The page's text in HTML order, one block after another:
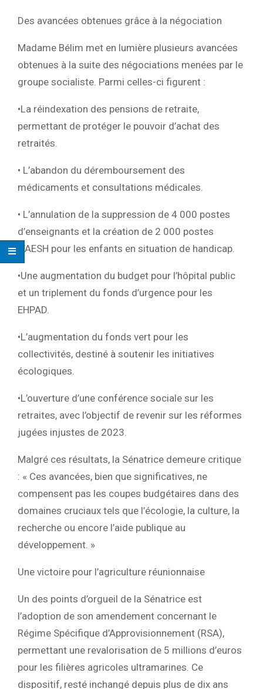
Des avancées obtenues grâce à la négociation
Madame Bélim met en lumière plusieurs avancées
obtenues à la suite des négociations menées par le
groupe socialiste. Parmi celles-ci figurent :
•La réindexation des pensions de retraite,
permettant de protéger le pouvoir d’achat des
retraités.
• L’abandon du déremboursement des
médicaments et consultations médicales.
• L’annulation de la suppression de 4 000 postes
d’enseignants et la création de 2 000 postes
d’AESH pour les enfants en situation de handicap.
•Une augmentation du budget pour l’hôpital public
et un triplement du fonds d’urgence pour les
EHPAD.
•L’augmentation du fonds vert pour les
collectivités, destiné à soutenir les initiatives
écologiques.
•L’ouverture d’une conférence sociale sur les
retraites, avec l’objectif de revenir sur les réformes
jugées injustes de 2023.
Malgré ces résultats, la Sénatrice demeure critique
: « Ces avancées, bien que significatives, ne
compensent pas les coupes budgétaires dans des
domaines cruciaux tels que l’écologie, la culture, la
recherche ou encore l’aide publique au
développement. »
Une victoire pour l’agriculture réunionnaise
Un des points d’orgueil de la Sénatrice est
l’adoption de son amendement concernant le
Régime Spécifique d’Approvisionnement (RSA),
permettant une revalorisation de 5 millions d’euros
pour les filières agricoles ultramarines. Ce
dispositif, resté inchangé depuis plus de dix ans